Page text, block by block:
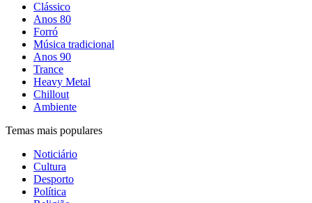
Clássico
Anos 80
Forró
Música tradicional
Anos 90
Trance
Heavy Metal
Chillout
Ambiente
Temas mais populares
Noticiário
Cultura
Desporto
Política